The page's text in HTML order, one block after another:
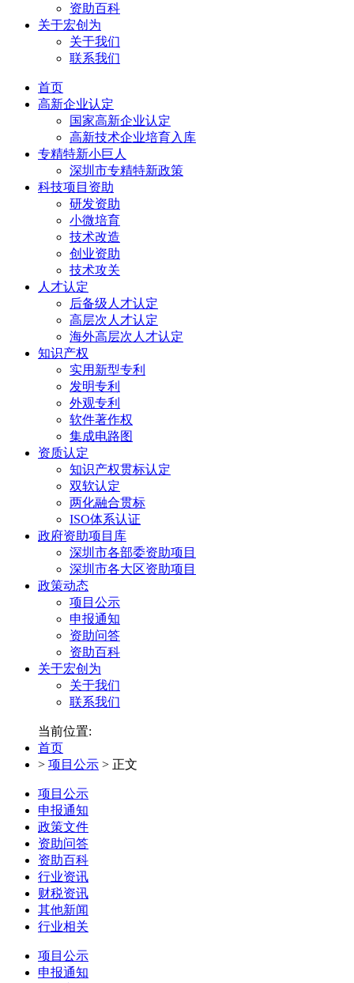
资助百科
关于宏创为
关于我们
联系我们
首页
高新企业认定
国家高新企业认定
高新技术企业培育入库
专精特新小巨人
深圳市专精特新政策
科技项目资助
研发资助
小微培育
技术改造
创业资助
技术攻关
人才认定
后备级人才认定
高层次人才认定
海外高层次人才认定
知识产权
实用新型专利
发明专利
外观专利
软件著作权
集成电路图
资质认定
知识产权贯标认定
双软认定
两化融合贯标
ISO体系认证
政府资助项目库
深圳市各部委资助项目
深圳市各大区资助项目
政策动态
项目公示
申报通知
资助问答
资助百科
关于宏创为
关于我们
联系我们
当前位置:
首页
> 项目公示 > 正文
项目公示
申报通知
政策文件
资助问答
资助百科
行业资讯
财税资讯
其他新闻
行业相关
项目公示
申报通知